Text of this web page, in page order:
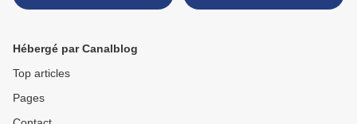
album :-) >
Hébergé par Canalblog
Top articles
Pages